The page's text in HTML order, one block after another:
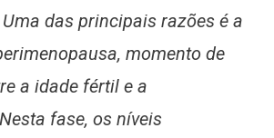
das principais razões é a
momento de
a idade fértil e a
fase, os níveis